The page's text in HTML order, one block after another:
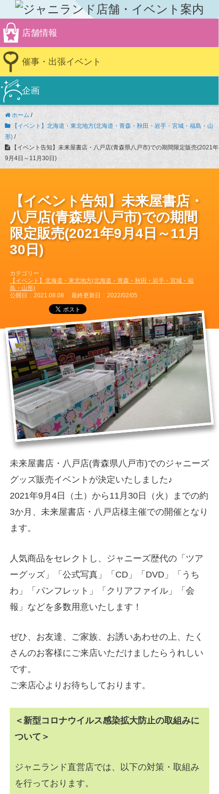
店舗情報
催事・出張イベント
企画
ホーム /
【イベント】北海道・東北地方(北海道・青森・秋田・岩手・宮城・福島・山
形) /
【イベント告知】未来屋書店・八戸店(青森県八戸市)での期間限定販売(2021年
9月4日～11月30日)
【イベント告知】未来屋書店・
八戸店(青森県八戸市)での期間
限定販売(2021年9月4日～11月
30日)
カテゴリー
【イベント】北海道・東北地方(北海道・青森・秋田・岩手・宮城・福
島・山形)
公開日
2021.08.08 最終更新日 2022/02/05
未来屋書店・八戸店(青森県八戸市)でのジャニーズ
グッズ販売イベントが決定いたしました♪
2021年9月4日（土）から11月30日（火）までの約
3か月、未来屋書店・八戸店様主催での開催となり
ます。
人気商品をセレクトし、ジャニーズ歴代の「ツア
ーグッズ」「公式写真」「CD」「DVD」「うち
わ」「パンフレット」「クリアファイル」「会
報」などを多数用意いたします！
ぜひ、お友達、ご家族、お誘いあわせの上、たく
さんのお客様にご来店いただけましたらうれしい
です。
ご来店心よりお待ちしております。
＜新型コロナウイルス感染拡大防止の取組みに
ついて＞
ジャニランド直営店では、以下の対策・取組み
を行っております。